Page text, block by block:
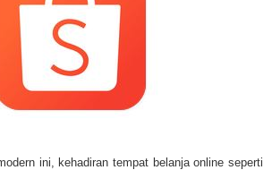
ini, kehadiran tempat belanja online seperti